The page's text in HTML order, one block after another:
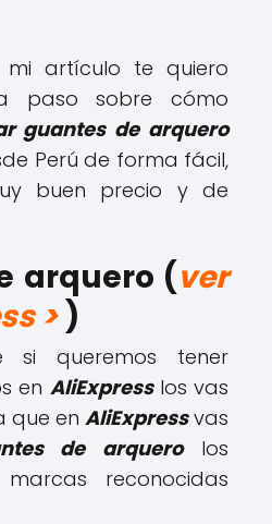
artículo te quiero
paso sobre cómo
guantes de arquero
Perú de forma fácil,
buen precio y de
arquero (ver
> )
si queremos tener
en AliExpresslos vas
que en AliExpressvas
de arquerolos
reconocidas